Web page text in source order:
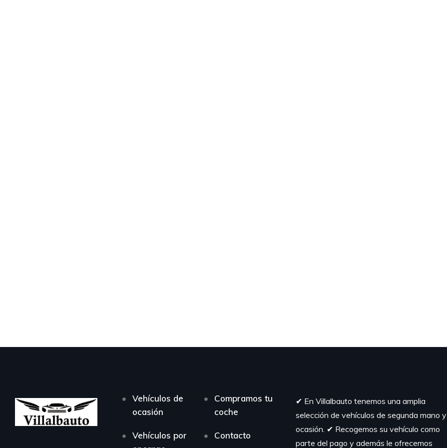
Vehículos de
ocasión
Compramos tu
coche
Vehículos por
Contacto
✔︎ En Villalbauto tenemos una amplia
selección de vehículos de segunda mano y
ocasión. ✔︎ Recogemos su vehículo como
parte del pago y además le ofrecemos